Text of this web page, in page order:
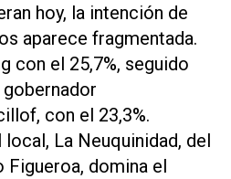
hoy, la intención de
aparece fragmentada.
con el 25,7%, seguido
con el 23,3%.
La Neuquinidad, del
Figueroa, domina el